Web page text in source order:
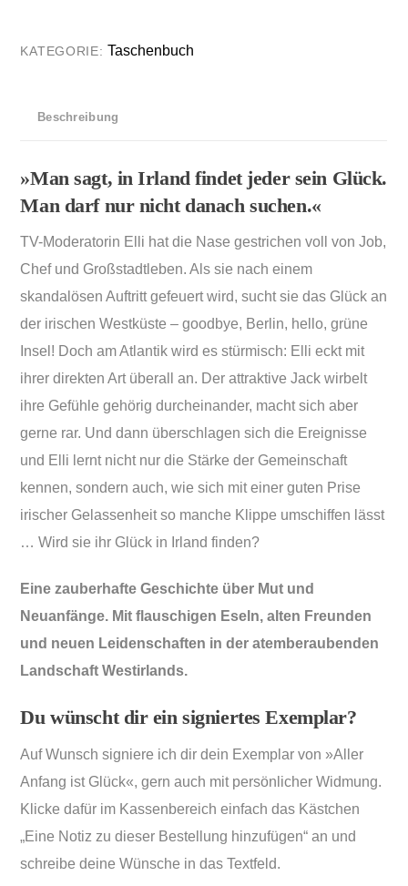
Glück
KATEGORIE:Taschenbuch
Beschreibung
»Man sagt, in Irland findet jeder sein Glück.
Man darf nur nicht danach suchen.«
TV-Moderatorin Elli hat die Nase gestrichen voll von Job,
Chef und Großstadtleben. Als sie nach einem
skandalösen Auftritt gefeuert wird, sucht sie das Glück an
der irischen Westküste – goodbye, Berlin, hello, grüne
Insel! Doch am Atlantik wird es stürmisch: Elli eckt mit
ihrer direkten Art überall an. Der attraktive Jack wirbelt
ihre Gefühle gehörig durcheinander, macht sich aber
gerne rar. Und dann überschlagen sich die Ereignisse
und Elli lernt nicht nur die Stärke der Gemeinschaft
kennen, sondern auch, wie sich mit einer guten Prise
irischer Gelassenheit so manche Klippe umschiffen lässt
… Wird sie ihr Glück in Irland finden?
Eine zauberhafte Geschichte über Mut und
Neuanfänge. Mit flauschigen Eseln, alten Freunden
und neuen Leidenschaften in der atemberaubenden
Landschaft Westirlands.
Du wünscht dir ein signiertes Exemplar?
Auf Wunsch signiere ich dir dein Exemplar von »Aller
Anfang ist Glück«, gern auch mit persönlicher Widmung.
Klicke dafür im Kassenbereich einfach das Kästchen
„Eine Notiz zu dieser Bestellung hinzufügen“ an und
schreibe deine Wünsche in das Textfeld.